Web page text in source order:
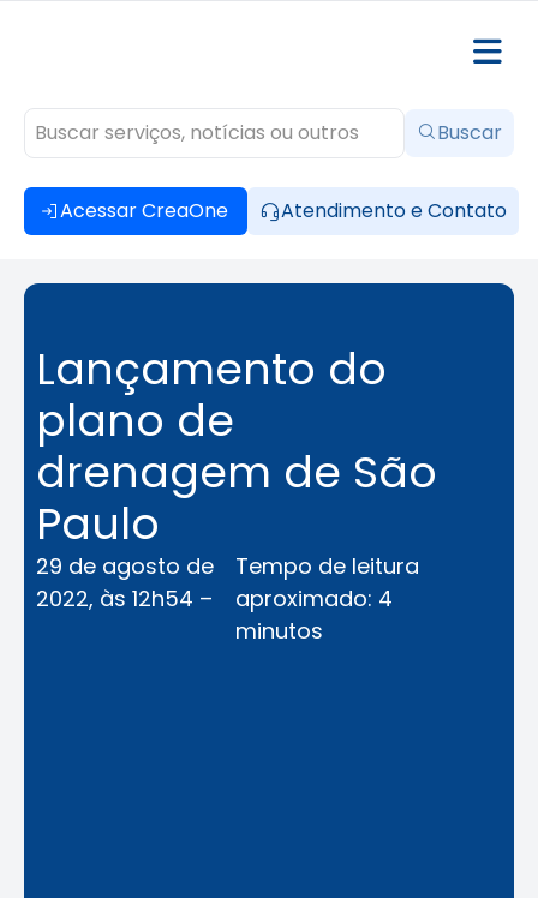
Acessar CreaOne Atendimento e Contato
Buscar
Lançamento do
plano de
drenagem de São
Paulo
29 de agosto de
2022, às 12h54 –
Tempo de leitura
aproximado: 4
minutos